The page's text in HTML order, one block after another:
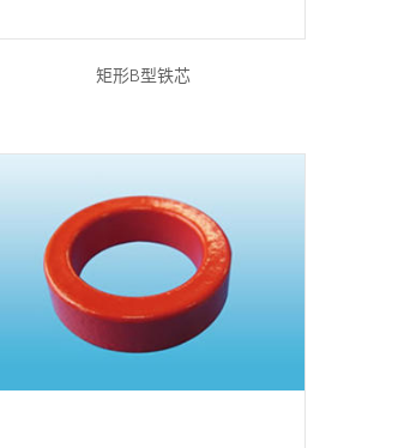
矩形B型铁芯